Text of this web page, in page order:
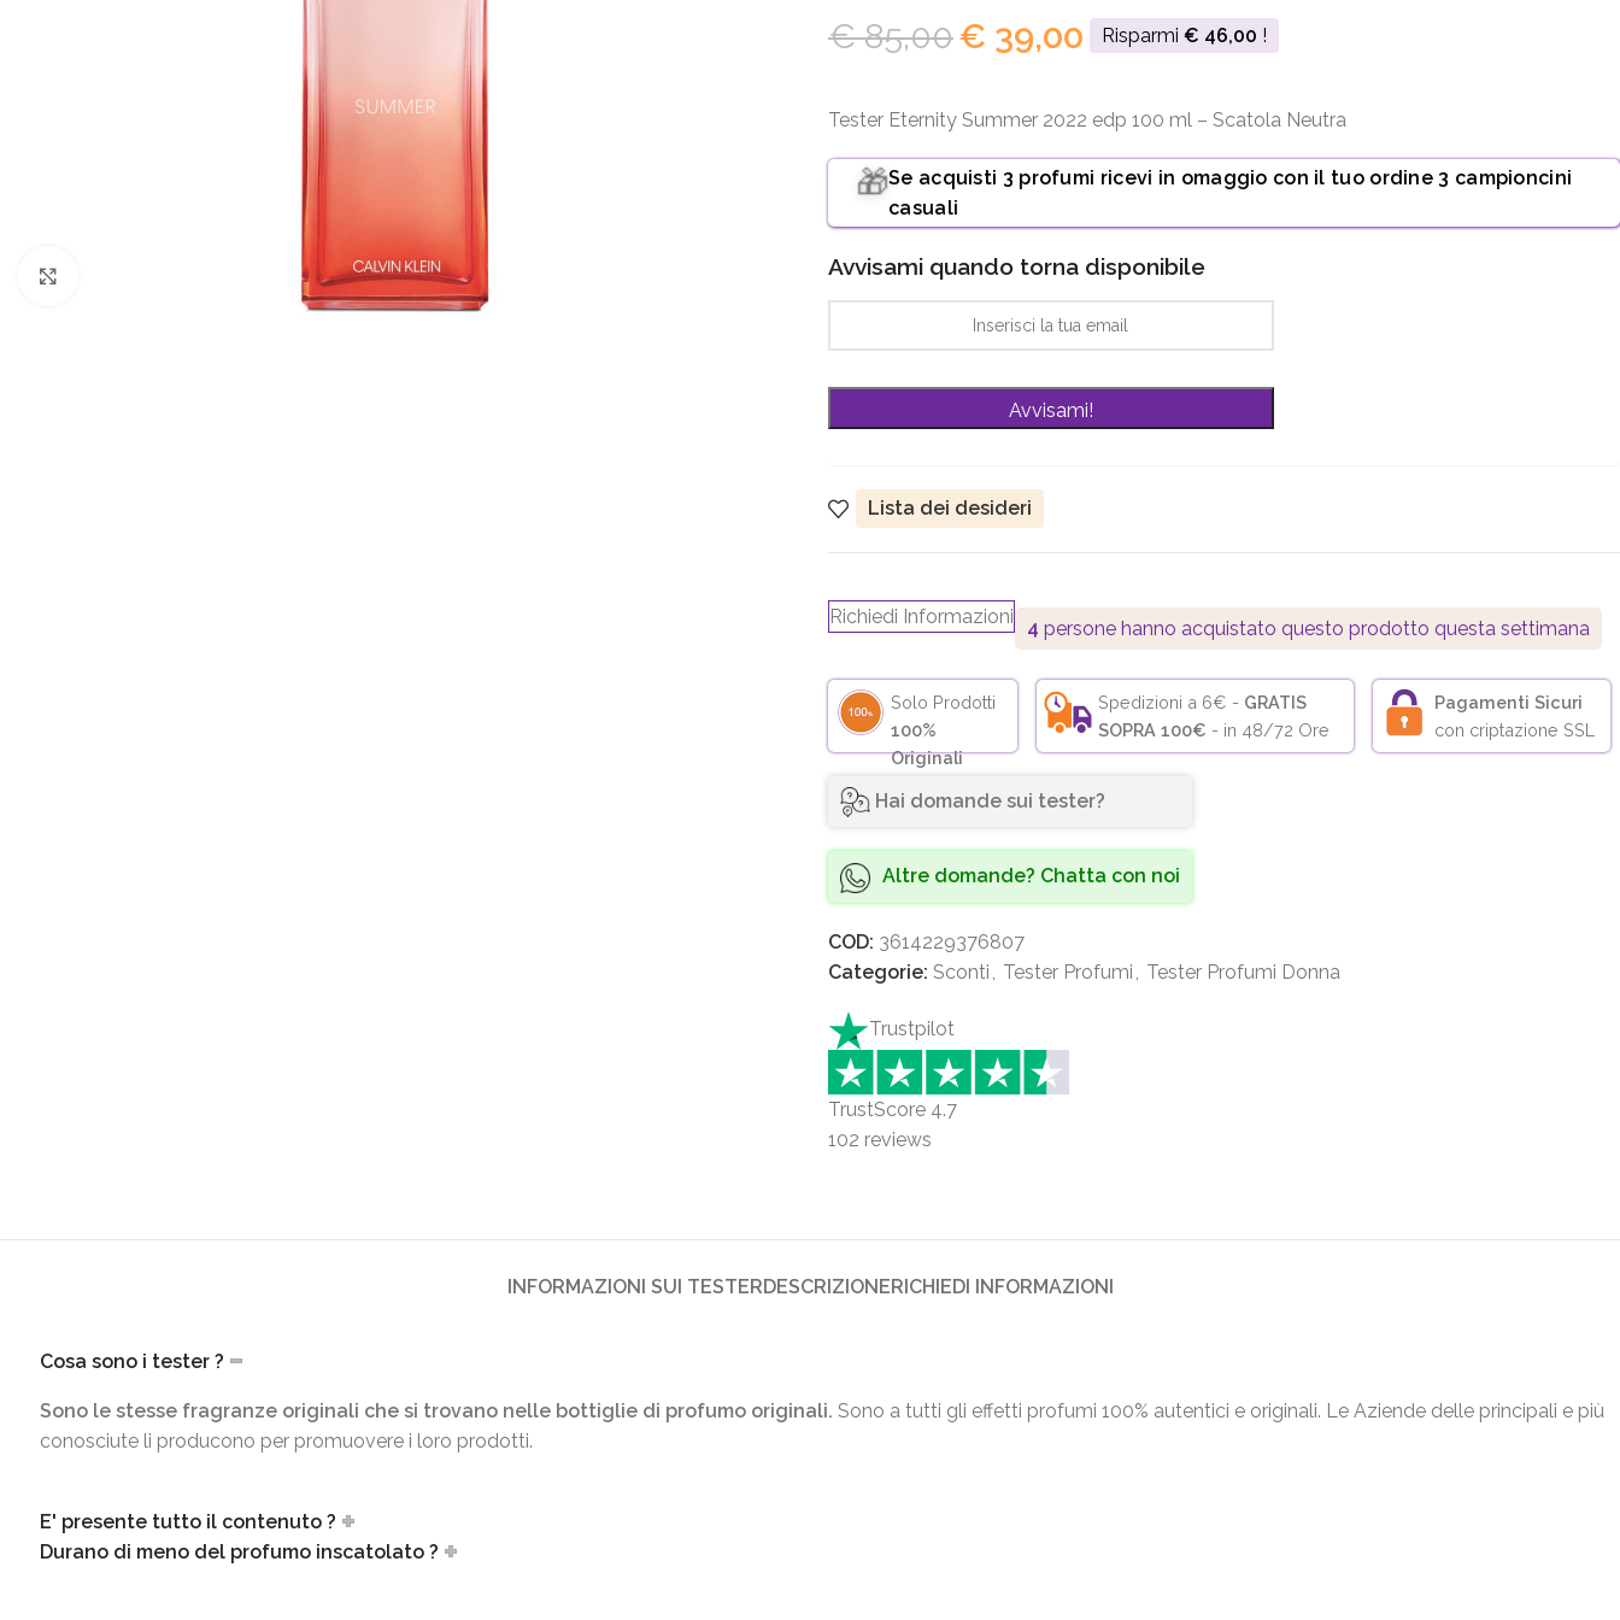
€85,00€ 39,00 Risparmi € 46,00 !
Tester Eternity Summer 2022 edp 100 ml – Scatola Neutra
🎁Se acquisti 3 profumi ricevi in omaggio con il tuo ordine 3 campioncini
casuali
Avvisami quando torna disponibile
Lista dei desideri
Richiedi Informazioni
4 persone hanno acquistato questo prodotto questa settimana
Solo Prodotti
100%
Originali
Spedizioni a 6€ - GRATIS
SOPRA 100€ - in 48/72 Ore
Pagamenti Sicuri
con criptazione SSL
Hai domande sui tester?
Altre domande? Chatta con noi
COD: 3614229376807
Categorie: Sconti Tester Profumi Tester Profumi Donna
Trustpilot
TrustScore 4.7
102 reviews
INFORMAZIONI SUI TESTERDESCRIZIONERICHIEDI INFORMAZIONI
Cosa sono i tester ?
Sono le stesse fragranze originali che si trovano nelle bottiglie di profumo originali. Sono a tutti gli effetti profumi 100% autentici e originali. Le Aziende delle principali e più
conosciute li producono per promuovere i loro prodotti.
E' presente tutto il contenuto ?
Durano di meno del profumo inscatolato ?